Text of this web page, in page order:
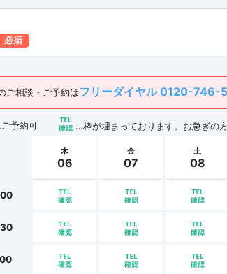
必須
ご相談・ご予約はフリーダイヤル 0120-746-
予約可 …枠が埋まっております。お急ぎの
木
06
金
07
土
08